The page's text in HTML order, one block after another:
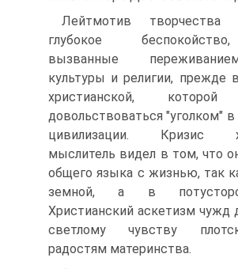
Лейтмотив
глубокое
вызванные
культуры и религии, прежде
христианской, которой
довольствоваться "уголком"
цивилизации. Кризис
мыслитель видел в том, что
общего языка с жизнью, так
земной, а в
Христианский аскетизм
светлому чувству
радостям материнства.